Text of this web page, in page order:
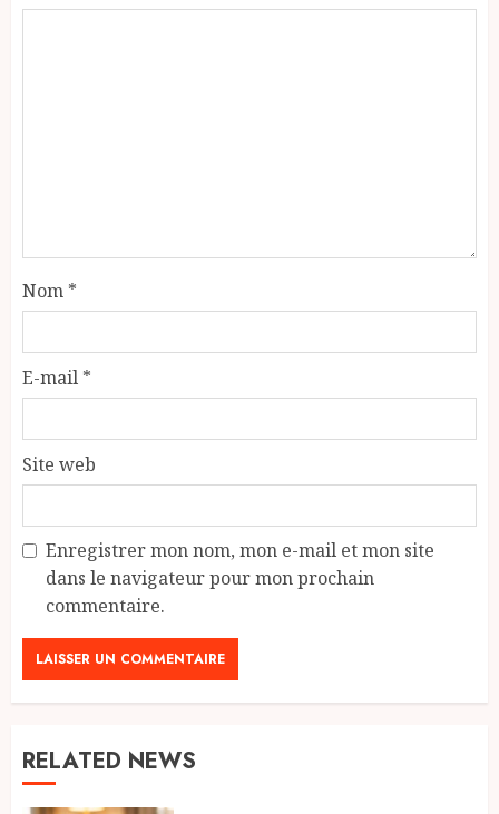
Nom *
E-mail *
Site web
Enregistrer mon nom, mon e-mail et mon site
dans le navigateur pour mon prochain
commentaire.
RELATED NEWS